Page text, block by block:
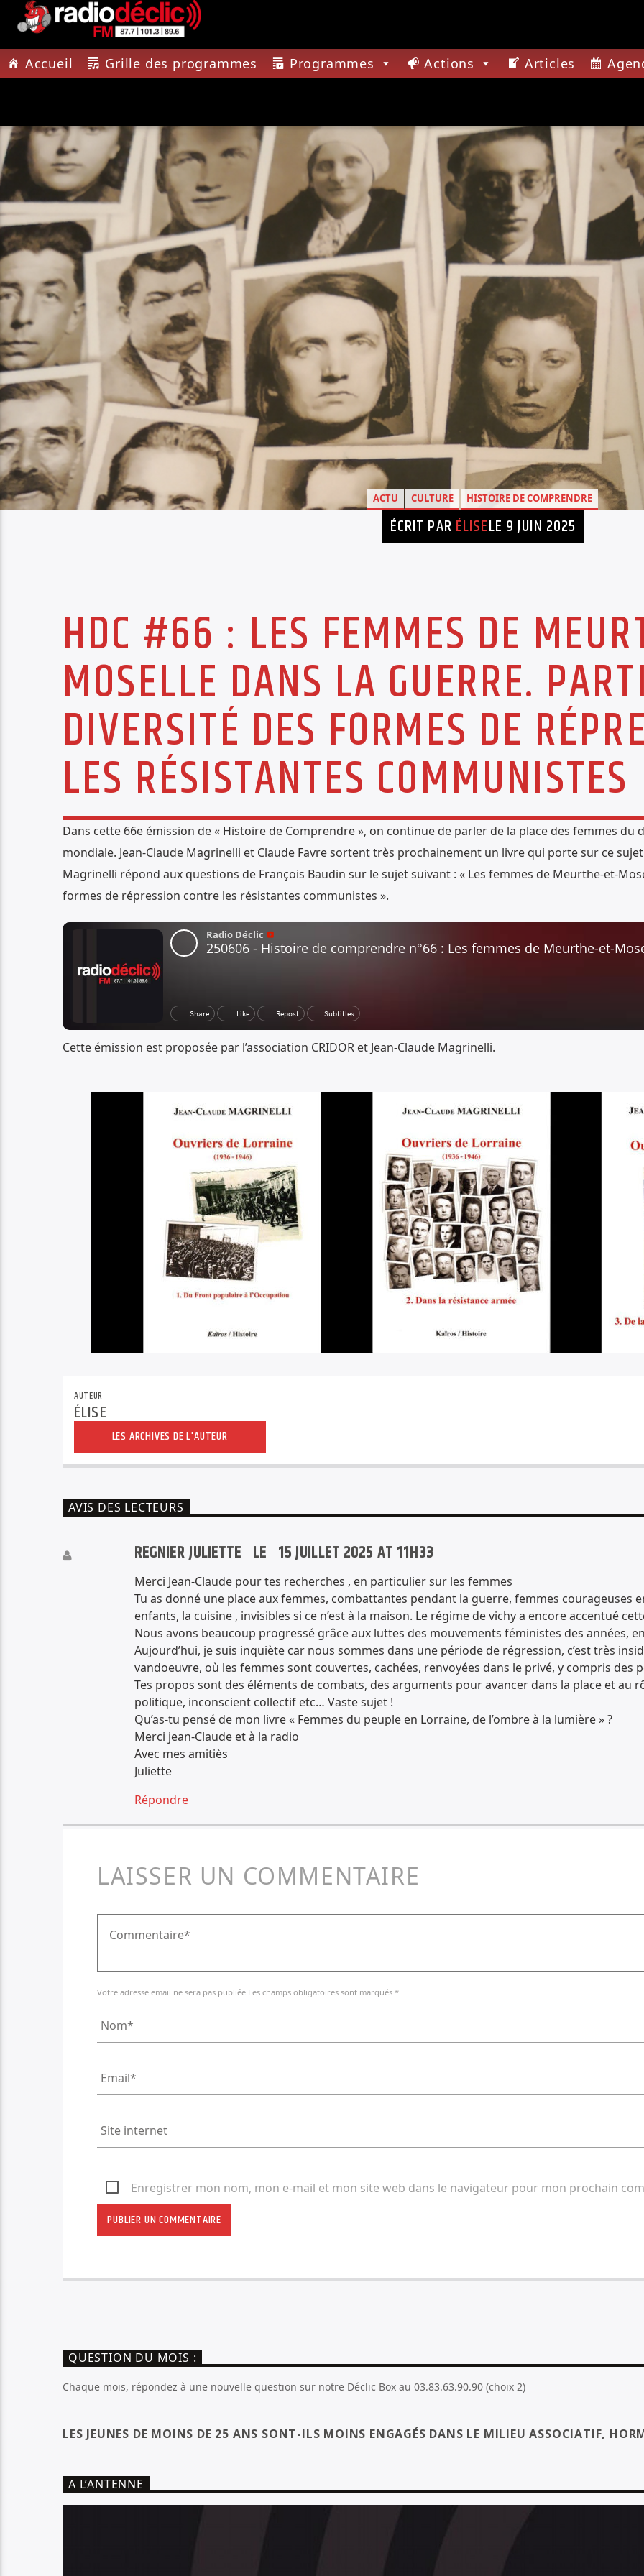
Accueil Grille des programmes Programmes Actions Articles
RADIO DÉCLIC
VOTRE RADIO
ASSOCIATIVE EN
TERRES DE LORRAINE
PISTE ACTUELLE
BABY CARNI BIRD
CAMILLE
ACTU CULTURE HISTOIRE DE COMPRENDRE
ÉCRIT PAR ÉLISELE 9 JUIN 2025
HDC #66 : LES FEMMES DE
MOSELLE DANS LA GUERRE.
DIVERSITÉ DES FORMES DE
LES RÉSISTANTES COMMUNISTES
Dans cette 66e émission de « Histoire de Comprendre », on continue de parler de la place des femmes
mondiale. Jean-Claude Magrinelli et Claude Favre sortent très prochainement un livre qui porte sur ce
Magrinelli répond aux questions de François Baudin sur le sujet suivant : « Les femmes de Meurthe-et-
formes de répression contre les résistantes communistes ».
Cette émission est proposée par l’association CRIDOR et Jean-Claude Magrinelli.
AUTEUR
ÉLISE
LES ARCHIVES DE L'AUTEUR
AVIS DES LECTEURS
REGNIER JULIETTE LE 15 JUILLET 2025 AT 11H33
Merci Jean-Claude pour tes recherches , en particulier sur les femmes
Tu as donné une place aux femmes, combattantes pendant la guerre, femmes courageuses
enfants, la cuisine , invisibles si ce n’est à la maison. Le régime de vichy a encore accentué
Nous avons beaucoup progressé grâce aux luttes des mouvements féministes des années,
Aujourd’hui, je suis inquiète car nous sommes dans une période de régression, c’est très
vandoeuvre, où les femmes sont couvertes, cachées, renvoyées dans le privé, y compris des
Tes propos sont des éléments de combats, des arguments pour avancer dans la place et au
politique, inconscient collectif etc… Vaste sujet !
Qu’as-tu pensé de mon livre « Femmes du peuple en Lorraine, de l’ombre à la lumière » ?
Merci jean-Claude et à la radio
Avec mes amitiès
Juliette
Répondre
LAISSER UN COMMENTAIRE
Votre adresse email ne sera pas publiée.Les champs obligatoires sont marqués *
Enregistrer mon nom, mon e-mail et mon site web dans le navigateur pour mon prochain
QUESTION DU MOIS :
Chaque mois, répondez à une nouvelle question sur notre Déclic Box au 03.83.63.90.90 (choix 2)
LES JEUNES DE MOINS DE 25 ANS SONT-ILS MOINS ENGAGÉS DANS LE MILIEU ASSOCIATIF,
A L’ANTENNE